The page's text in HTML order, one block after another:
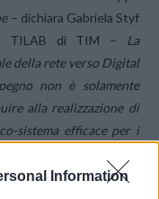
Information
– dichiara Gabriela Styf
& TILAB di TIM – La
della rete verso Digital
non è solamente
alla realizzazione di
sistema efficace per i